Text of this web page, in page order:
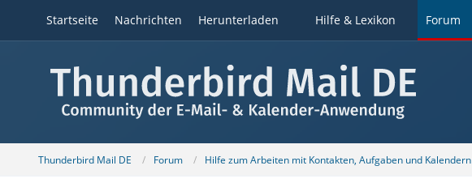
Startseite Nachrichten Herunterladen Hilfe & Lexikon Forum
Thunderbird Mail DE Forum Hilfe zum Arbeiten mit Kontakten, Aufgaben und Kalendern